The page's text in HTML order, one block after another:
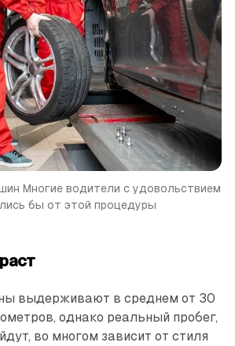
Многие водители с удовольствием
бы от этой процедуры
выдерживают в среднем от 30
однако реальный пробег,
во многом зависит от стиля